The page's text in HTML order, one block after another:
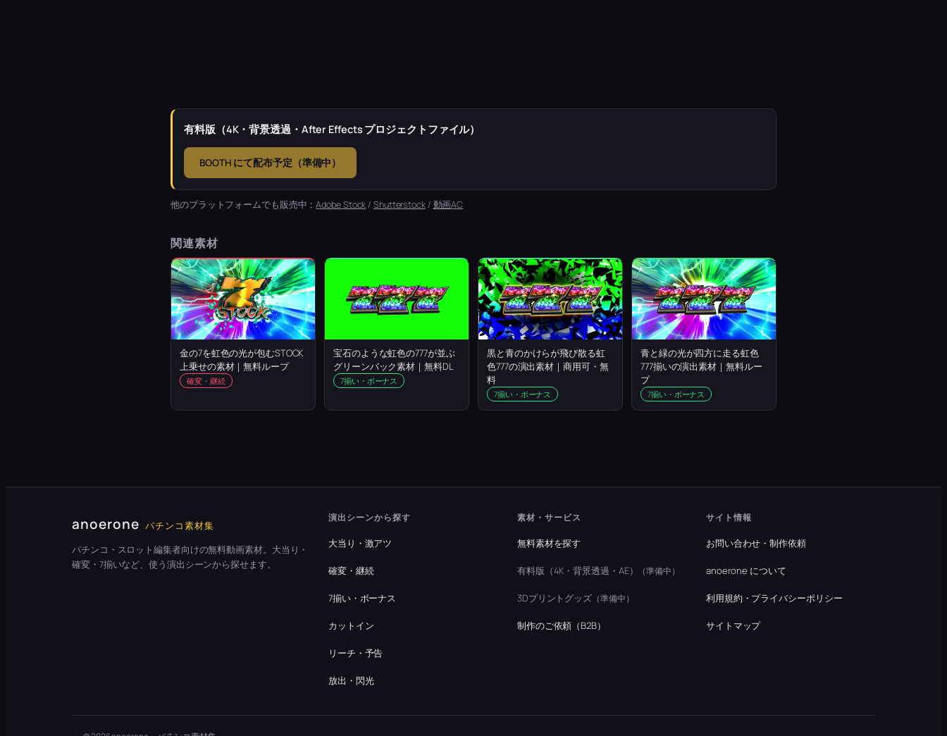
有料版（4K・背景透過・After Effects プロジェクトファイル）
BOOTH にて配布予定（準備中）
他のプラットフォームでも販売中：Adobe Stock /Shutterstock/ 動画AC
関連素材
金の7を虹色の光が包むSTOCK
上乗せの素材｜無料ループ
確変・継続
宝石のような虹色の777が並ぶ
グリーンバック素材｜無料DL
7揃い・ボーナス
黒と青のかけらが飛び散る虹
色777の演出素材｜商用可・無
料
7揃い・ボーナス
青と緑の光が四方に走る虹色
777揃いの演出素材｜無料ルー
プ
7揃い・ボーナス
anoerone パチンコ素材集
パチンコ・スロット編集者向けの無料動画素材。大当り・
確変・7揃いなど、使う演出シーンから探せます。
演出シーンから探す
大当り・激アツ
確変・継続
7揃い・ボーナス
カットイン
リーチ・予告
放出・閃光
素材・サービス
無料素材を探す
有料版（4K・背景透過・AE） （準備中）
3Dプリントグッズ （準備中）
制作のご依頼（B2B）
サイト情報
お問い合わせ・制作依頼
anoerone について
利用規約・プライバシーポリシー
サイトマップ